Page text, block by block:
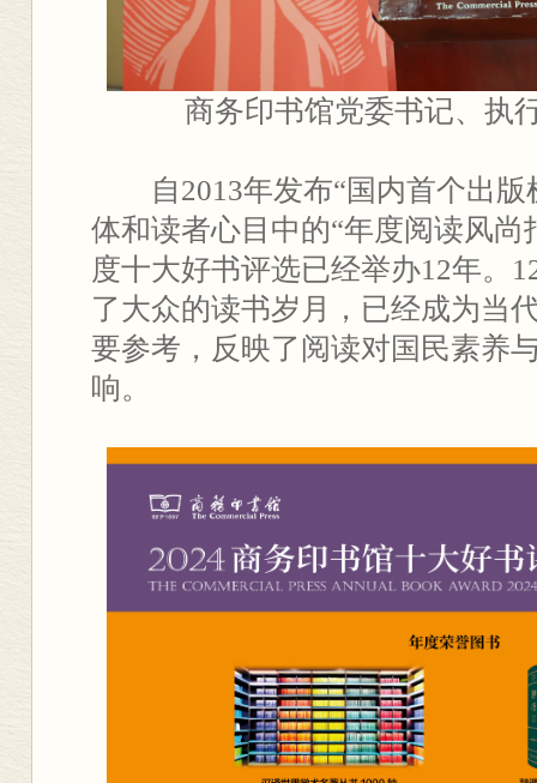
商务印书馆党委书记、执
自2013年发布“国内首个出版
体和读者心目中的“年度阅读风尚
度十大好书评选已经举办12年。
了大众的读书岁月，已经成为当
要参考，反映了阅读对国民素养
响。